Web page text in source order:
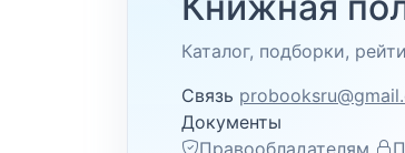
Каталог, подборки,
Связь
Документы
Правообладателям